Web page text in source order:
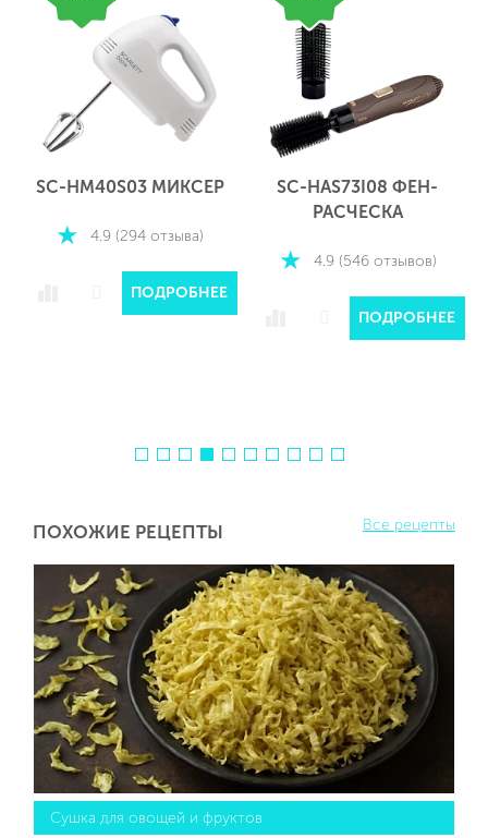
SC-HM40S03 МИКСЕР
4.9 (294 отзыва)
ПОДРОБНЕЕ
SC-HAS73I08 ФЕН-
РАСЧЕСКА
4.9 (546 отзывов)
ПОДРОБНЕЕ
ПОХОЖИЕ РЕЦЕПТЫ Все рецепты
Сушка для овощей и фруктов